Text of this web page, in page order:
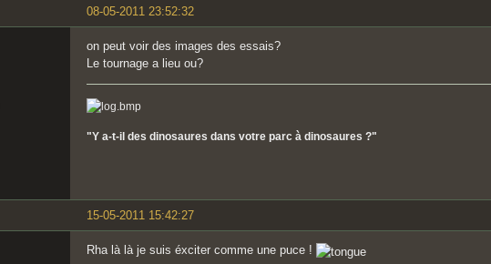
08-05-2011 23:52:32
on peut voir des images des essais?
Le tournage a lieu ou?
"Y a-t-il des dinosaures dans votre parc à dinosaures ?"
15-05-2011 15:42:27
Rha là là je suis éxciter comme une puce !